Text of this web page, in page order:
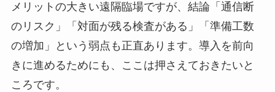
メリットの大きい遠隔臨場ですが、結論「通信断
のリスク」「対面が残る検査がある」「準備工数
の増加」という弱点も正直あります。導入を前向
きに進めるためにも、ここは押さえておきたいと
ころです。